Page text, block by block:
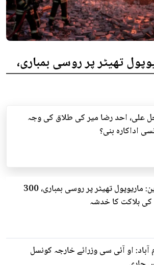
تھیٹر پر روسی بمباری،
کا خدشہ ظاہر کیا اور کہا کہ کم...
انٹرنیشنل | 4 years پہلے
علی، احد رضا میر کی طلاق کی وجہ
اداکارہ بنی؟
یوکرین: ماریوپول تھیٹر پر روسی بمباری، 300
کی ہلاکت کا خدشہ
آباد: او آئی سی وزرائے خارجہ کونسل